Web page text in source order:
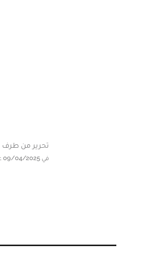
تحرير من طرف
في 09/04/2025 على الساعة 13:31